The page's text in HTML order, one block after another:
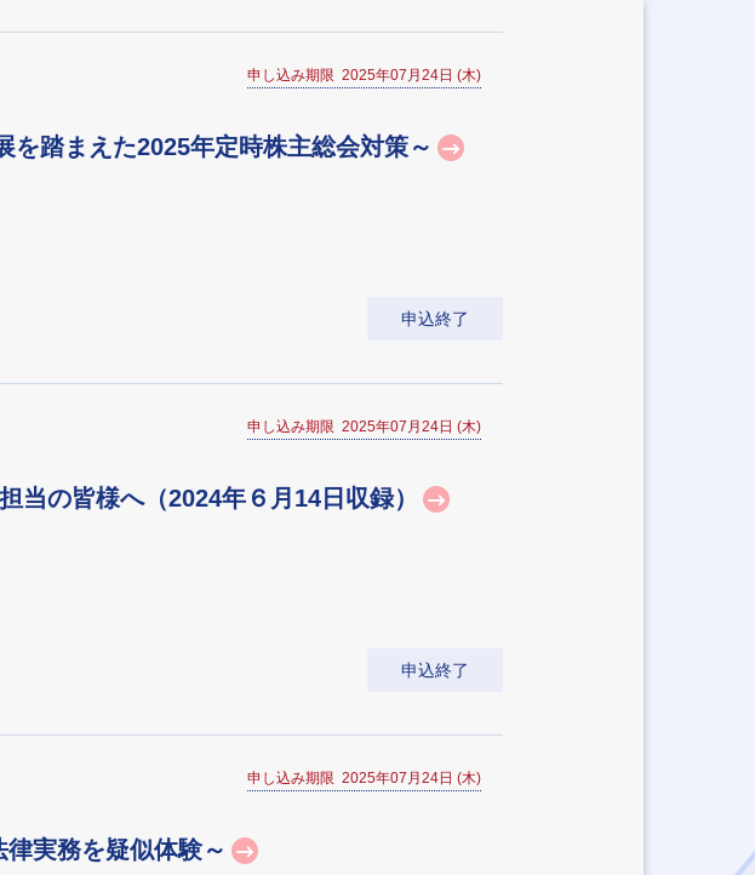
申し込み期限 2025年07月24日 (木)
踏まえた2025年定時株主総会対策～
申込終了
申し込み期限 2025年07月24日 (木)
当の皆様へ（2024年６月14日収録）
申込終了
申し込み期限 2025年07月24日 (木)
実務を疑似体験～